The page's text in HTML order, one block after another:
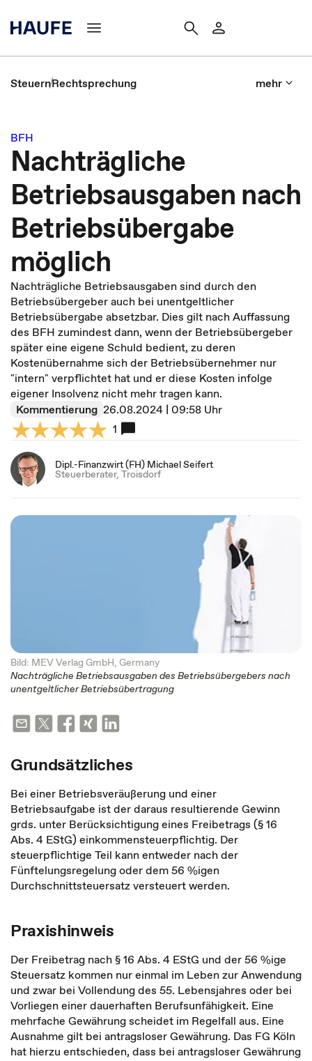
SteuernRechtsprechung mehr
BFH
Nachträgliche
Betriebsausgaben nach
Betriebsübergabe
möglich
Nachträgliche Betriebsausgaben sind durch den
Betriebsübergeber auch bei unentgeltlicher
Betriebsübergabe absetzbar. Dies gilt nach Auffassung
des BFH zumindest dann, wenn der Betriebsübergeber
später eine eigene Schuld bedient, zu deren
Kostenübernahme sich der Betriebsübernehmer nur
"intern" verpflichtet hat und er diese Kosten infolge
eigener Insolvenz nicht mehr tragen kann.
Kommentierung 26.08.2024 | 09:58 Uhr
1
Dipl.-Finanzwirt (FH) Michael Seifert
Steuerberater, Troisdorf
Bild: MEV Verlag GmbH, Germany
Nachträgliche Betriebsausgaben des Betriebsübergebers nach
unentgeltlicher Betriebsübertragung
Grundsätzliches
Bei einer Betriebsveräußerung und einer
Betriebsaufgabe ist der daraus resultierende Gewinn
grds. unter Berücksichtigung eines Freibetrags (§ 16
Abs. 4 EStG) einkommensteuerpflichtig. Der
steuerpflichtige Teil kann entweder nach der
Fünftelungsregelung oder dem 56 %igen
Durchschnittsteuersatz versteuert werden.
Praxishinweis
Der Freibetrag nach § 16 Abs. 4 EStG und der 56 %ige
Steuersatz kommen nur einmal im Leben zur Anwendung
und zwar bei Vollendung des 55. Lebensjahres oder bei
Vorliegen einer dauerhaften Berufsunfähigkeit. Eine
mehrfache Gewährung scheidet im Regelfall aus. Eine
Ausnahme gilt bei antragsloser Gewährung. Das FG Köln
hat hierzu entschieden, dass bei antragsloser Gewährung